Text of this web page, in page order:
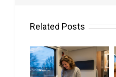
Related Posts